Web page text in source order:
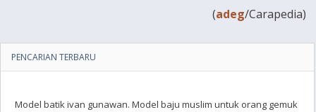
(adeg/Carapedia)
PENCARIAN TERBARU
Model batik ivan gunawan. Model baju muslim untuk orang gemuk